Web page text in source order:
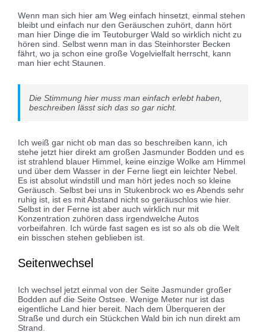
Wenn man sich hier am Weg einfach hinsetzt, einmal stehen
bleibt und einfach nur den Geräuschen zuhört, dann hört
man hier Dinge die im Teutoburger Wald so wirklich nicht zu
hören sind. Selbst wenn man in das Steinhorster Becken
fährt, wo ja schon eine große Vogelvielfalt herrscht, kann
man hier echt Staunen.
Die Stimmung hier muss man einfach erlebt haben,
beschreiben lässt sich das so gar nicht.
Ich weiß gar nicht ob man das so beschreiben kann, ich
stehe jetzt hier direkt am großen Jasmunder Bodden und es
ist strahlend blauer Himmel, keine einzige Wolke am Himmel
und über dem Wasser in der Ferne liegt ein leichter Nebel.
Es ist absolut windstill und man hört jedes noch so kleine
Geräusch. Selbst bei uns in Stukenbrock wo es Abends sehr
ruhig ist, ist es mit Abstand nicht so geräuschlos wie hier.
Selbst in der Ferne ist aber auch wirklich nur mit
Konzentration zuhören dass irgendwelche Autos
vorbeifahren. Ich würde fast sagen es ist so als ob die Welt
ein bisschen stehen geblieben ist.
Seitenwechsel
Ich wechsel jetzt einmal von der Seite Jasmunder großer
Bodden auf die Seite Ostsee. Wenige Meter nur ist das
eigentliche Land hier bereit. Nach dem Überqueren der
Straße und durch ein Stückchen Wald bin ich nun direkt am
Strand.